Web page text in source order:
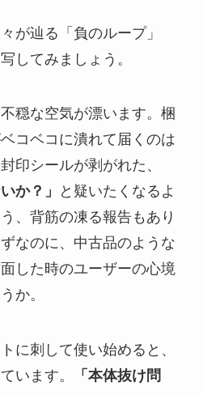
が辿る「負のループ」
してみましょう。
穏な空気が漂います。梱
コベコに潰れて届くのは
印シールが剥がれた、
か？」
と疑いたくなるよ
、背筋の凍る報告もあり
なのに、中古品のような
した時のユーザーの心境
か。
に刺して使い始めると、
います。
「本体抜け問